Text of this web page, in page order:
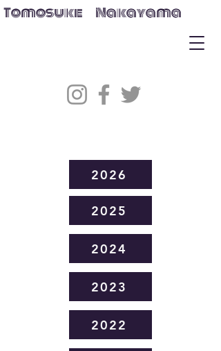
Tomosuke Nakayama
2026
2025
2024
2023
2022